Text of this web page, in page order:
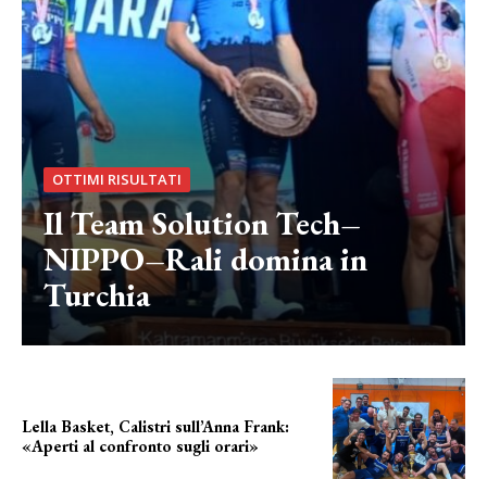
OTTIMI RISULTATI
Il Team Solution Tech–
NIPPO–Rali domina in
Turchia
Lella Basket, Calistri sull’Anna Frank:
«Aperti al confronto sugli orari»